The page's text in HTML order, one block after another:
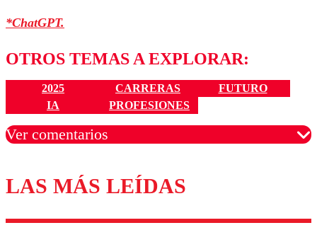
*ChatGPT.
OTROS TEMAS A EXPLORAR:
2025 CARRERAS
FUTURO
IA
PROFESIONES
Ver comentarios
Los comentarios son moderados para garantizar un
diálogo respetuoso.
LAS MÁS LEÍDAS